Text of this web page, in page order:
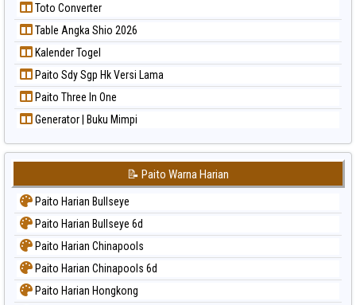
Toto Converter
Table Angka Shio 2026
Kalender Togel
Paito Sdy Sgp Hk Versi Lama
Paito Three In One
Generator | Buku Mimpi
📝 Paito Warna Harian
Paito Harian Bullseye
Paito Harian Bullseye 6d
Paito Harian Chinapools
Paito Harian Chinapools 6d
Paito Harian Hongkong